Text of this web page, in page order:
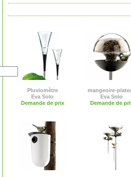
Pluviomètre
Eva Solo
Demande de prix
mangeoire-
Eva Solo
Demande de